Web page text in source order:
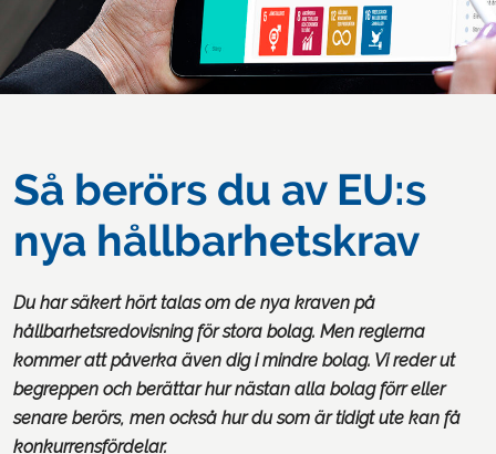
Så berörs du av EU:s
nya hållbarhetskrav
Du har säkert hört talas om de nya kraven på
hållbarhetsredovisning för stora bolag. Men reglerna
kommer att påverka även dig i mindre bolag. Vi reder ut
begreppen och berättar hur nästan alla bolag förr eller
senare berörs, men också hur du som är tidigt ute kan få
konkurrensfördelar.